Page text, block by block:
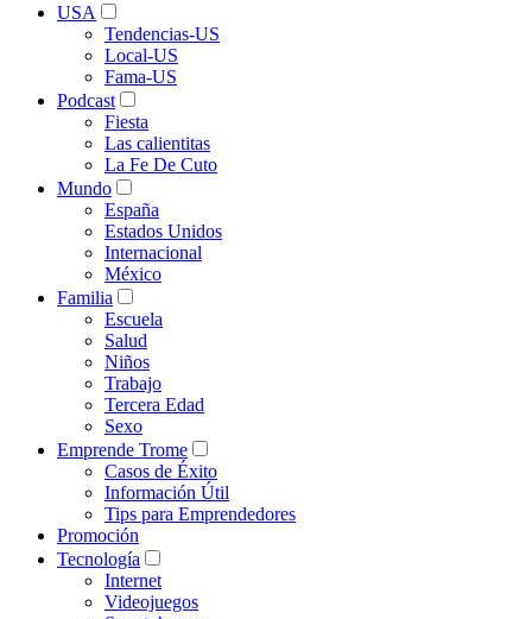
USA
Tendencias-US
Local-US
Fama-US
Podcast
Fiesta
Las calientitas
La Fe De Cuto
Mundo
España
Estados Unidos
Internacional
México
Familia
Escuela
Salud
Niños
Trabajo
Tercera Edad
Sexo
Emprende Trome
Casos de Éxito
Información Útil
Tips para Emprendedores
Promoción
Tecnología
Internet
Videojuegos